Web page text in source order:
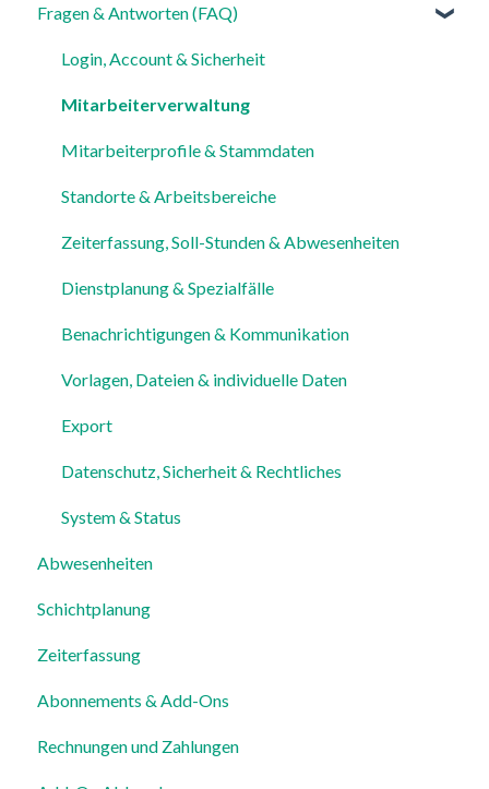
Für Admins
Für Mitarbeiter
Einstellungen
Fragen & Antworten (FAQ)
Login, Account & Sicherheit
Mitarbeiterverwaltung
Mitarbeiterprofile & Stammdaten
Standorte & Arbeitsbereiche
Zeiterfassung, Soll-Stunden & Abwesenheiten
Dienstplanung & Spezialfälle
Benachrichtigungen & Kommunikation
Vorlagen, Dateien & individuelle Daten
Export
Datenschutz, Sicherheit & Rechtliches
System & Status
Abwesenheiten
Schichtplanung
Zeiterfassung
Abonnements & Add-Ons
Rechnungen und Zahlungen